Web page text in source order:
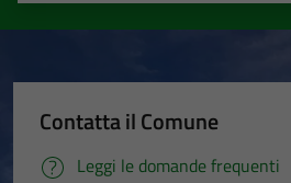
Contatta il Comune
Leggi le domande frequenti